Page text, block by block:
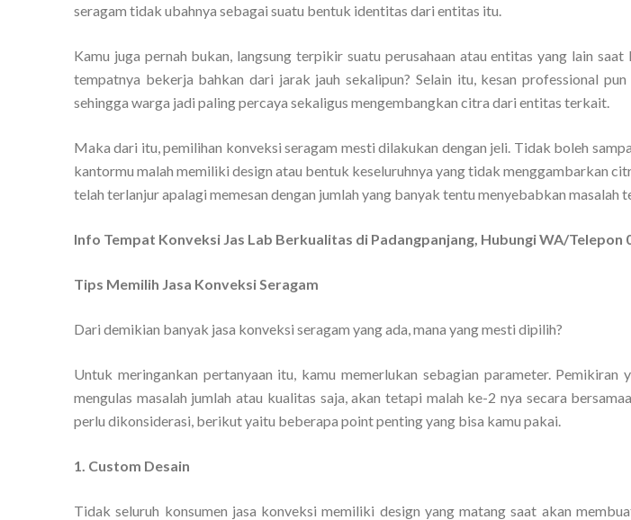
seragam tidak ubahnya sebagai suatu bentuk identitas dari entitas itu.
Kamu juga pernah bukan, langsung terpikir suatu perusahaan atau entitas yang lain saat
tempatnya bekerja bahkan dari jarak jauh sekalipun? Selain itu, kesan professional
sehingga warga jadi paling percaya sekaligus mengembangkan citra dari entitas terkait.
Maka dari itu, pemilihan konveksi seragam mesti dilakukan dengan jeli. Tidak boleh
kantormu malah memiliki design atau bentuk keseluruhnya yang tidak menggambarkan
telah terlanjur apalagi memesan dengan jumlah yang banyak tentu menyebabkan masalah
Info Tempat Konveksi Jas Lab Berkualitas di Padangpanjang, Hubungi WA/Telepon
Tips Memilih Jasa Konveksi Seragam
Dari demikian banyak jasa konveksi seragam yang ada, mana yang mesti dipilih?
Untuk meringankan pertanyaan itu, kamu memerlukan sebagian parameter. Pemikiran
mengulas masalah jumlah atau kualitas saja, akan tetapi malah ke-2 nya secara
perlu dikonsiderasi, berikut yaitu beberapa point penting yang bisa kamu pakai.
1. Custom Desain
Tidak seluruh konsumen jasa konveksi memiliki design yang matang saat akan